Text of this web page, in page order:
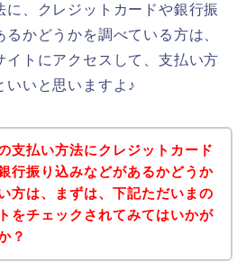
に、クレジットカードや銀行振
かどうかを調べている方は、
イトにアクセスして、支払い方
いいと思いますよ♪
支払い方法にクレジットカード
行振り込みなどがあるかどうか
方は、まずは、下記ただいまの
をチェックされてみてはいかが
？